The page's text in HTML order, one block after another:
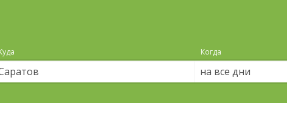
Когда
на все дни